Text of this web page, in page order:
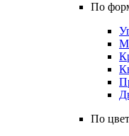
По
По